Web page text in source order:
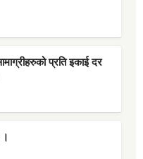
प्रति इकाई दर